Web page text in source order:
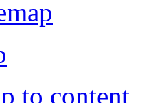
to content